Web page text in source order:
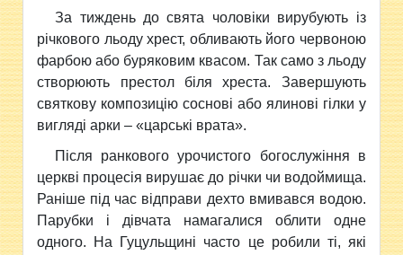
За тиждень до свята чоловіки вирубують із
річкового льоду хрест, обливають його червоною
фарбою або буряковим квасом. Так само з льоду
створюють престол біля хреста. Завершують
святкову композицію соснові або ялинові гілки у
вигляді арки – «царські врата».
Після ранкового урочистого богослужіння в
церкві процесія вирушає до річки чи водоймища.
Раніше під час відправи дехто вмивався водою.
Парубки і дівчата намагалися облити одне
одного. На Гуцульщині часто це робили ті, які